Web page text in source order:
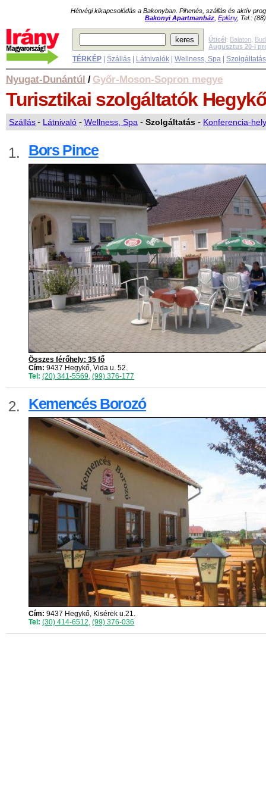
Hétvégi kikapcsolódás a Bakonyban. Pihenés, szállás és aktív
Bakonyi Apartmanház Eplény, Tel.:
Úticél: Balaton
Augusztus 20-i
TÉRKÉP Szállás Látnivalók Wellness, Spa
Nyugat-Dunántúl / Győr-Moson-Sopron megye
Turisztikai szolgáltatók
Szállás- Látnivaló - Wellness, Spa - Szolgáltatás - Konferencia-
1. Bors Pince
Összes férőhely: 35 fő
Cím: 9437 Hegykő, Vida u. 52.
Tel: (20) 341-5569, (99) 376-177
2. Kemencés Borozó
Cím: 9437 Hegykő, Kisérek u.21.
Tel: (30) 414-6512 (99) 376-036